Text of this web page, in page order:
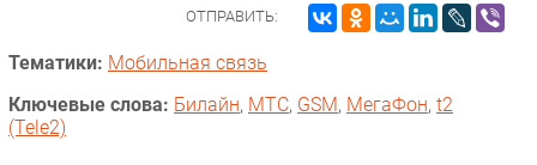
ОТПРАВИТЬ:
Тематики: Мобильная связь
Ключевые слова: Билайн, МТС, GSM, МегаФон, t2
(Tele2)